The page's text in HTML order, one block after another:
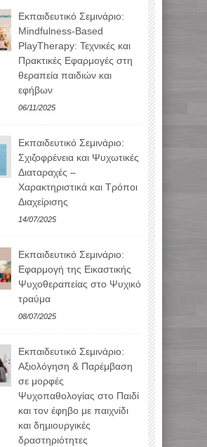
Εκπαιδευτικό Σεμινάριο:
Mindfulness-Based
PlayTherapy: Τεχνικές και
Πρακτικές Εφαρμογές στη
θεραπεία παιδιών και
εφήβων
06/11/2025
Εκπαιδευτικό Σεμινάριο:
Σχιζοφρένεια και Ψυχωτικές
Διαταραχές –
Χαρακτηριστικά και Τρόποι
Διαχείρισης
14/07/2025
Εκπαιδευτικό Σεμινάριο:
Εφαρμογή της Εικαστικής
Ψυχοθεραπείας στο Ψυχικό
τραύμα
08/07/2025
Εκπαιδευτικό Σεμινάριο:
Αξιολόγηση & Παρέμβαση
σε μορφές
Ψυχοπαθολογίας στο Παιδί
και τον έφηβο με παιχνίδι
και δημιουργικές
δραστηριότητες